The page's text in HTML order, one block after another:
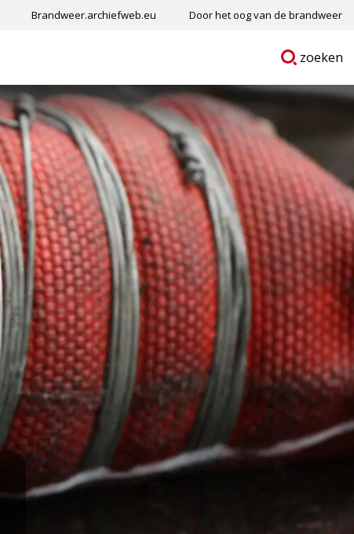
Brandweer.archiefweb.eu Door het oog van de brandweer
Ga
zoeken